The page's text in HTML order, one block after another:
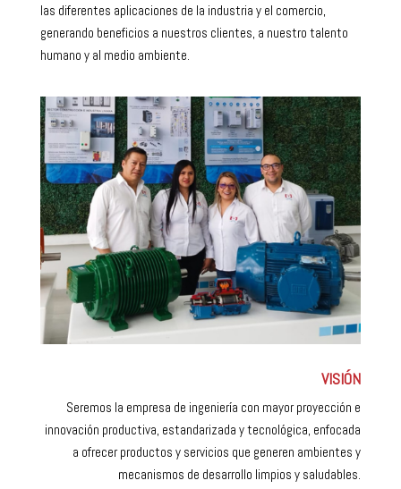
las diferentes aplicaciones de la industria y el comercio,
generando beneficios a nuestros clientes, a nuestro talento
humano y al medio ambiente.
VISIÓN
Seremos la empresa de ingeniería con mayor proyección e
innovación productiva, estandarizada y tecnológica, enfocada
a ofrecer productos y servicios que generen ambientes y
mecanismos de desarrollo limpios y saludables.